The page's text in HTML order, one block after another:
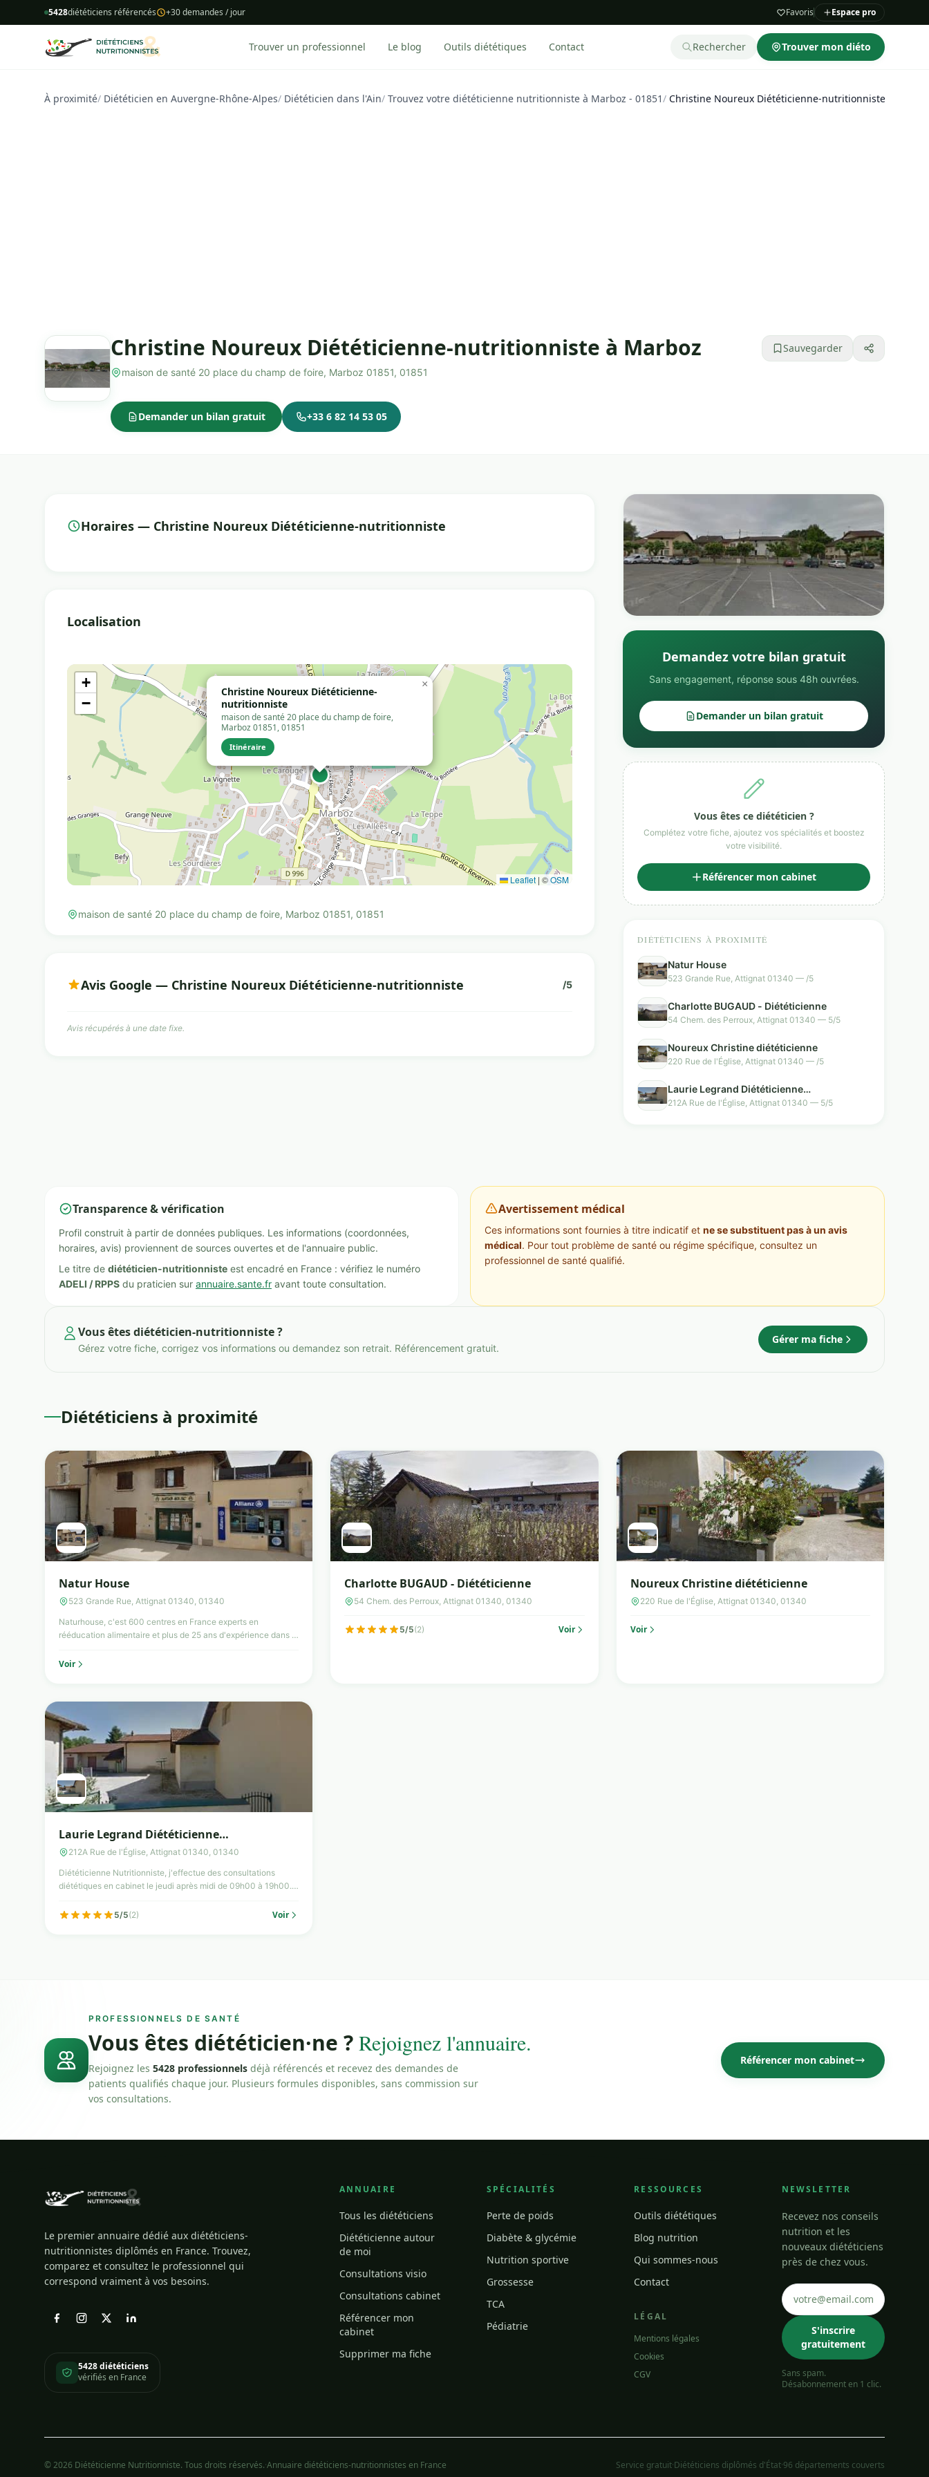
5428diététiciens référencés +30 demandes / jour Favoris Espace pro
Trouver un professionnel Le blog Outils diététiques Contact Rechercher Trouver mon diéto
À proximité/ Diététicien en Auvergne-Rhône-Alpes/ Diététicien dans l'Ain/ Trouvez votre diététicienne nutritionniste à Marboz - 01851/ Christine Noureux Diététicienne-nutritionniste
Christine Noureux Diététicienne-nutritionniste à Marboz
maison de santé 20 place du champ de foire, Marboz 01851, 01851
Sauvegarder
Demander un bilan gratuit +33 6 82 14 53 05
Horaires — Christine Noureux Diététicienne-nutritionniste
Localisation
Christine Noureux Diététicienne-
nutritionniste
maison de santé 20 place du champ de foire,
Marboz 01851, 01851
Itinéraire
×
+
−
Leaflet | ©OSM
maison de santé 20 place du champ de foire, Marboz 01851, 01851
Avis Google — Christine Noureux Diététicienne-nutritionniste /5
Avis récupérés à une date fixe.
Demandez votre bilan gratuit
Sans engagement, réponse sous 48h ouvrées.
Demander un bilan gratuit
Vous êtes ce diététicien ?
Complétez votre fiche, ajoutez vos spécialités et boostez
votre visibilité.
Référencer mon cabinet
DIÉTÉTICIENS À PROXIMITÉ
Natur House
523 Grande Rue, Attignat 01340 — /5
Charlotte BUGAUD - Diététicienne
54 Chem. des Perroux, Attignat 01340 — 5/5
Noureux Christine diététicienne
220 Rue de l'Église, Attignat 01340 — /5
Laurie Legrand Diététicienne
Nutritionniste
212A Rue de l'Église, Attignat 01340 — 5/5
Transparence & vérification
Profil construit à partir de données publiques. Les informations (coordonnées,
horaires, avis) proviennent de sources ouvertes et de l'annuaire public.
Le titre de diététicien-nutritionniste est encadré en France : vérifiez le numéro
ADELI / RPPS du praticien sur annuaire.sante.fr avant toute consultation.
Avertissement médical
Ces informations sont fournies à titre indicatif et ne se substituent pas à un avis
médical. Pour tout problème de santé ou régime spécifique, consultez un
professionnel de santé qualifié.
Vous êtes diététicien-nutritionniste ?
Gérez votre fiche, corrigez vos informations ou demandez son retrait. Référencement gratuit.
Gérer ma fiche
Diététiciens à proximité
Natur House
523 Grande Rue, Attignat 01340, 01340
Naturhouse, c'est 600 centres en France experts en
rééducation alimentaire et plus de 25 ans d'expérience dans la
Voir
Charlotte BUGAUD - Diététicienne
54 Chem. des Perroux, Attignat 01340, 01340
5/5(2) Voir
Noureux Christine diététicienne
220 Rue de l'Église, Attignat 01340, 01340
Voir
Laurie Legrand Diététicienne
Nutritionniste
212A Rue de l'Église, Attignat 01340, 01340
Diététicienne Nutritionniste, j'effectue des consultations
diététiques en cabinet le jeudi après midi de 09h00 à 19h00.
5/5(2) Voir
PROFESSIONNELS DE SANTÉ
Vous êtes diététicien·ne ? Rejoignez l'annuaire.
Rejoignez les 5428 professionnels déjà référencés et recevez des demandes de
patients qualifiés chaque jour. Plusieurs formules disponibles, sans commission sur
vos consultations.
Référencer mon cabinet
Le premier annuaire dédié aux diététiciens-
nutritionnistes diplômés en France. Trouvez,
comparez et consultez le professionnel qui
correspond vraiment à vos besoins.
5428 diététiciens
vérifiés en France
ANNUAIRE
Tous les diététiciens
Diététicienne autour
de moi
Consultations visio
Consultations cabinet
Référencer mon
cabinet
Supprimer ma fiche
SPÉCIALITÉS
Perte de poids
Diabète & glycémie
Nutrition sportive
Grossesse
TCA
Pédiatrie
RESSOURCES
Outils diététiques
Blog nutrition
Qui sommes-nous
Contact
LÉGAL
Mentions légales
Cookies
CGV
NEWSLETTER
Recevez nos conseils
nutrition et les
nouveaux diététiciens
près de chez vous.
S'inscrire
gratuitement
Sans spam.
Désabonnement en 1 clic.
© 2026 Diététicienne Nutritionniste. Tous droits réservés.·Annuaire diététiciens-nutritionnistes en France Service gratuit·Diététiciens diplômés d'État·96 départements couverts